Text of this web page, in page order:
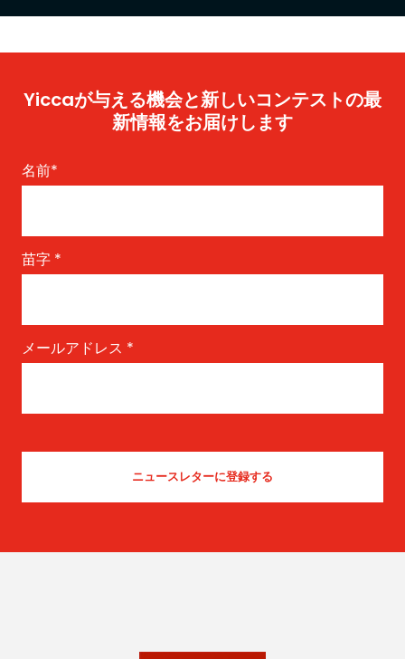
Yiccaが与える機会と新しいコンテストの最
新情報をお届けします
名前*
苗字 *
メールアドレス *